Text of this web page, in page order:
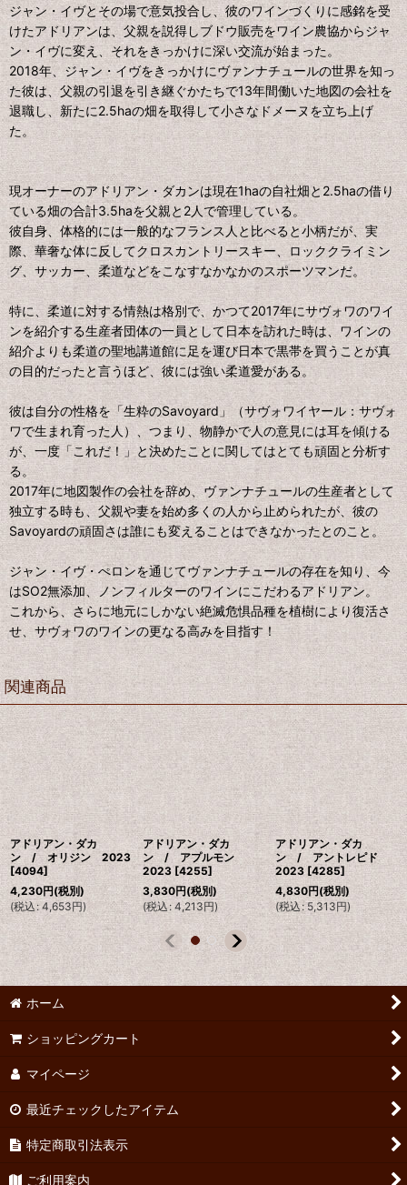
ジャン・イヴとその場で意気投合し、彼のワインづくりに感銘を受
けたアドリアンは、父親を説得しブドウ販売をワイン農協からジャ
ン・イヴに変え、それをきっかけに深い交流が始まった。
2018年、ジャン・イヴをきっかけにヴァンナチュールの世界を知っ
た彼は、父親の引退を引き継ぐかたちで13年間働いた地図の会社を
退職し、新たに2.5haの畑を取得して小さなドメーヌを立ち上げ
た。
現オーナーのアドリアン・ダカンは現在1haの自社畑と2.5haの借り
ている畑の合計3.5haを父親と2人で管理している。
彼自身、体格的には一般的なフランス人と比べると小柄だが、実
際、華奢な体に反してクロスカントリースキー、ロッククライミン
グ、サッカー、柔道などをこなすなかなかのスポーツマンだ。
特に、柔道に対する情熱は格別で、かつて2017年にサヴォワのワイ
ンを紹介する生産者団体の一員として日本を訪れた時は、ワインの
紹介よりも柔道の聖地講道館に足を運び日本で黒帯を買うことが真
の目的だったと言うほど、彼には強い柔道愛がある。
彼は自分の性格を「生粋のSavoyard」（サヴォワイヤール：サヴォ
ワで生まれ育った人）、つまり、物静かで人の意見には耳を傾ける
が、一度「これだ！」と決めたことに関してはとても頑固と分析す
る。
2017年に地図製作の会社を辞め、ヴァンナチュールの生産者として
独立する時も、父親や妻を始め多くの人から止められたが、彼の
Savoyardの頑固さは誰にも変えることはできなかったとのこと。
ジャン・イヴ・ぺロンを通じてヴァンナチュールの存在を知り、今
はSO2無添加、ノンフィルターのワインにこだわるアドリアン。
これから、さらに地元にしかない絶滅危惧品種を植樹により復活さ
せ、サヴォワのワインの更なる高みを目指す！
関連商品
アドリアン・ダカ
ン / オリジン 2023
[4094]
4,230円(税別)
(税込: 4,653円)
アドリアン・ダカ
ン / アプルモン
2023 [4255]
3,830円(税別)
(税込 : 4,213円)
アドリアン・ダカ
ン / アントレピド
2023 [4285]
4,830円(税別)
(税込 : 5,313円)
ホーム
ショッピングカート
マイページ
最近チェックしたアイテム
特定商取引法表示
ご利用案内